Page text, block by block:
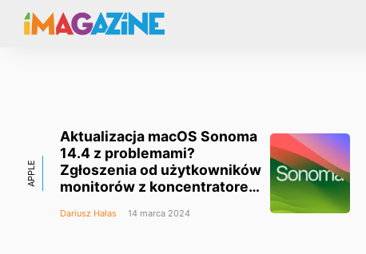
APPLE
Aktualizacja macOS Sonoma
14.4 z problemami?
Zgłoszenia od użytkowników
monitorów z koncentratorem
Dariusz Hałas 14 marca 2024